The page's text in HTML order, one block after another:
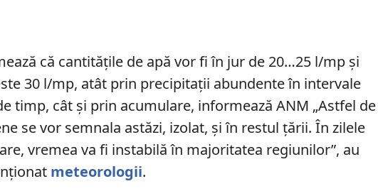
că cantitățile de apă vor fi în jur de 20…25 l/mp și
30 l/mp, atât prin precipitații abundente în intervale
timp, cât și prin acumulare, informează ANM „Astfel de
se vor semnala astăzi, izolat, și în restul țării. În zilele
vremea va fi instabilă în majoritatea regiunilor”, au
meteorologii.